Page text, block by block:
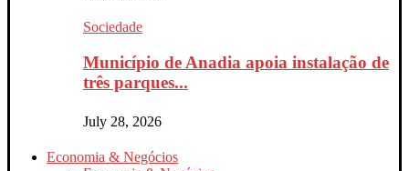
Sociedade
Município de Anadia apoia instalação de
três parques...
July 28, 2026
Economia & Negócios